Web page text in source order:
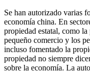
Se han autorizado varias
economía china. En
propiedad estatal, como
pequeño comercio y los
incluso fomentado la
propiedad no siempre
sobre la economía. La